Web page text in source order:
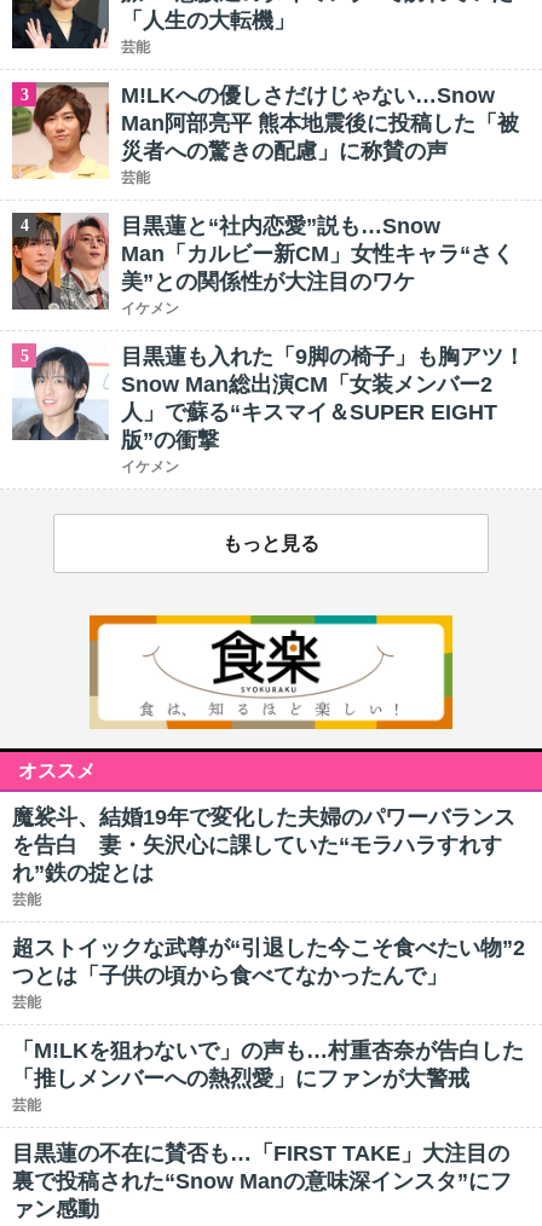
「人生の大転機」
芸能
3
M!LKへの優しさだけじゃない…Snow
Man阿部亮平 熊本地震後に投稿した「被
災者への驚きの配慮」に称賛の声
芸能
4
目黒蓮と“社内恋愛”説も…Snow
Man「カルビー新CM」女性キャラ“さく
美”との関係性が大注目のワケ
イケメン
5
目黒蓮も入れた「9脚の椅子」も胸アツ！
Snow Man総出演CM「女装メンバー2
人」で蘇る“キスマイ＆SUPER EIGHT
版”の衝撃
イケメン
もっと見る
オススメ
魔裟斗、結婚19年で変化した夫婦のパワーバランス
を告白 妻・矢沢心に課していた“モラハラすれす
れ”鉄の掟とは
芸能
超ストイックな武尊が“引退した今こそ食べたい物”2
つとは「子供の頃から食べてなかったんで」
芸能
「M!LKを狙わないで」の声も…村重杏奈が告白した
「推しメンバーへの熱烈愛」にファンが大警戒
芸能
目黒蓮の不在に賛否も…「FIRST TAKE」大注目の
裏で投稿された“Snow Manの意味深インスタ”にフ
ァン感動